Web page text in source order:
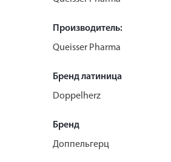
Производитель:
Queisser Pharma
Бренд латиница
Doppelherz
Бренд
Доппельгерц